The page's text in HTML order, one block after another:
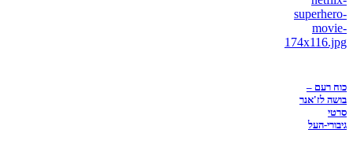
כוח רעם –
בושה לז'אנר
סרטי
גיבורי-העל